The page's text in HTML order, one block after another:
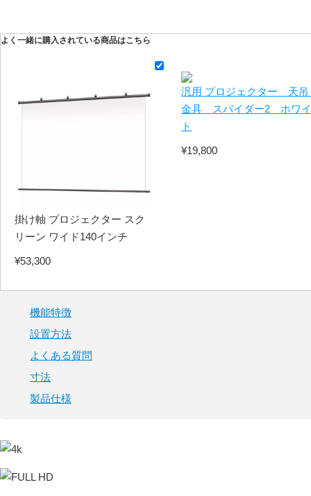
よく一緒に購入されている商品はこちら
掛け軸 プロジェクター スク
リーン ワイド140インチ
¥53,300
汎用 プロジェクター 天吊
金具 スパイダー2 ホワイ
ト
¥19,800
機能特徴
設置方法
よくある質問
寸法
製品仕様